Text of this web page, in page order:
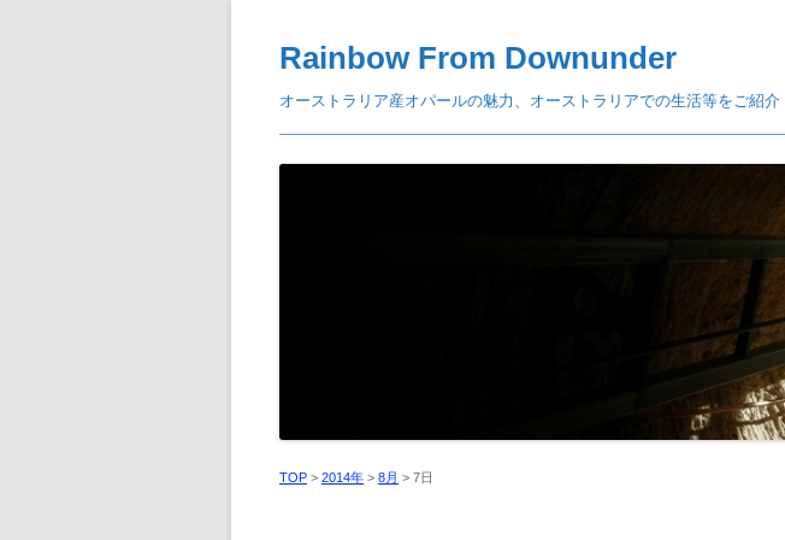
Rainbow From Downunder
オーストラリア産オパールの魅力、オーストラリアでの生活等をご紹介
TOP > 2014年 > 8月 > 7日